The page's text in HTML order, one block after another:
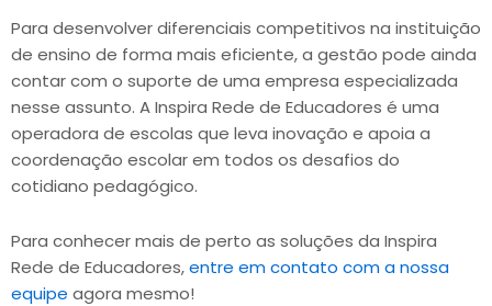
Para desenvolver diferenciais competitivos na instituição
de ensino de forma mais eficiente, a gestão pode ainda
contar com o suporte de uma empresa especializada
nesse assunto. A Inspira Rede de Educadores é uma
operadora de escolas que leva inovação e apoia a
coordenação escolar em todos os desafios do
cotidiano pedagógico.
Para conhecer mais de perto as soluções da Inspira
Rede de Educadores,entre em contato com a nossa
equipe agora mesmo!